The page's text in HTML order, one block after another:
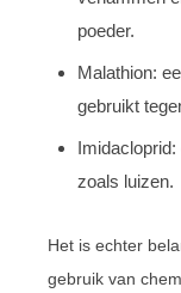
poeder.
Malathion:
gebruikt
zoals luizen.
Het is echter
gebruik van